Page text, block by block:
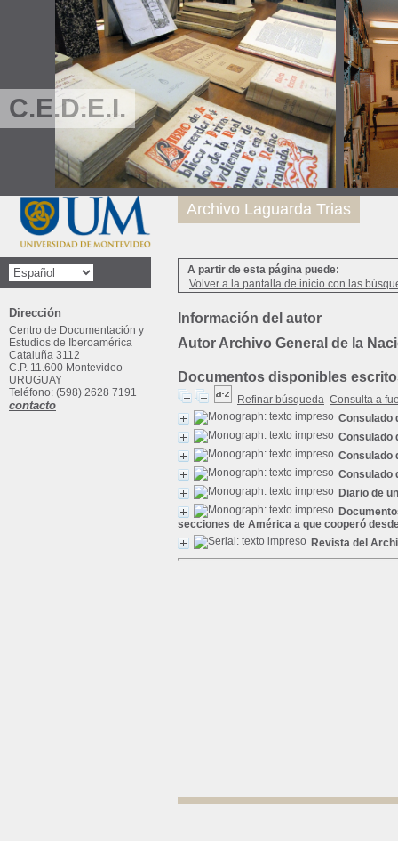
C.E.D.E.I.
A partir de esta página puede:
Volver a la pantalla de inicio con las
Información del autor
Autor Archivo General de la
Documentos disponibles
Refinar búsqueda Consulta a
Consulado
Consulado
Consulado
Consulado
Diario de
secciones de América a que cooperó
Revista del
Archivo Laguarda Trias
Dirección
Centro de Documentación y
Estudios de Iberoamérica
Cataluña 3112
C.P. 11.600 Montevideo
URUGUAY
Teléfono: (598) 2628 7191
contacto